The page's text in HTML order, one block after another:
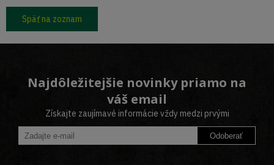
Späť na zoznam
Najdôležitejšie novinky priamo na
váš email
Získajte zaujímavé informácie vždy medzi prvými
Odoberať